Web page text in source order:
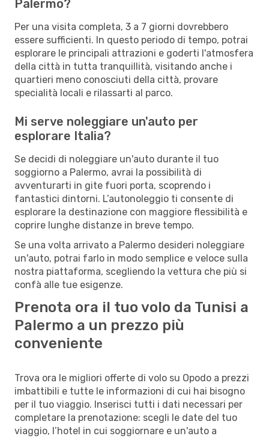
Palermo?
Per una visita completa, 3 a 7 giorni dovrebbero
essere sufficienti. In questo periodo di tempo, potrai
esplorare le principali attrazioni e goderti l'atmosfera
della città in tutta tranquillità, visitando anche i
quartieri meno conosciuti della città, provare
specialità locali e rilassarti al parco.
Mi serve noleggiare un'auto per
esplorare Italia?
Se decidi di noleggiare un'auto durante il tuo
soggiorno a Palermo, avrai la possibilità di
avventurarti in gite fuori porta, scoprendo i
fantastici dintorni. L’autonoleggio ti consente di
esplorare la destinazione con maggiore flessibilità e
coprire lunghe distanze in breve tempo.
Se una volta arrivato a Palermo desideri noleggiare
un'auto, potrai farlo in modo semplice e veloce sulla
nostra piattaforma, scegliendo la vettura che più si
confà alle tue esigenze.
Prenota ora il tuo volo da Tunisi a
Palermo a un prezzo più
conveniente
Trova ora le migliori offerte di volo su Opodo a prezzi
imbattibili e tutte le informazioni di cui hai bisogno
per il tuo viaggio. Inserisci tutti i dati necessari per
completare la prenotazione: scegli le date del tuo
viaggio, l’hotel in cui soggiornare e un'auto a